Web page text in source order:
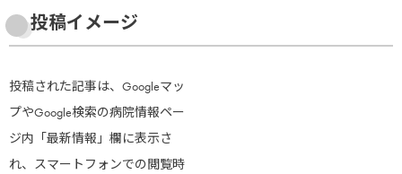
投稿イメージ
投稿された記事は、Googleマッ
プやGoogle検索の病院情報ペー
ジ内「最新情報」欄に表示さ
れ、スマートフォンでの閲覧時